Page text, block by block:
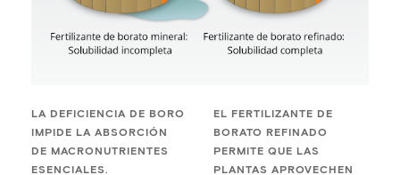
LA DEFICIENCIA DE BORO
IMPIDE LA ABSORCIÓN
DE MACRONUTRIENTES
ESENCIALES.
EL FERTILIZANTE DE
BORATO REFINADO
PERMITE QUE LAS
PLANTAS APROVECHEN